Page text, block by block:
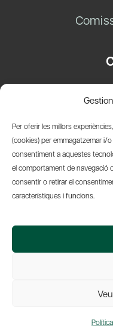
Per oferir les millors
(cookies) per emmagatzemar i/
consentiment a aquestes
el comportament de navegació
consentir o retirar el
característiques i funcions.
© 2026 Societat